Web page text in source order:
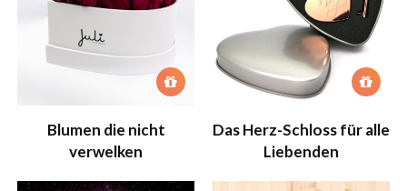
Blumen die nicht
verwelken
Das Herz-Schloss für alle
Liebenden